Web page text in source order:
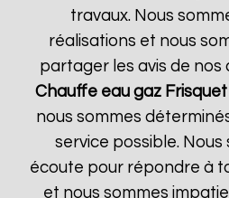
travaux. Nous
réalisations et nous
partager les avis de nos
Chauffe eau gaz Frisquet
nous sommes
service possible.
écoute pour répondre à
et nous sommes